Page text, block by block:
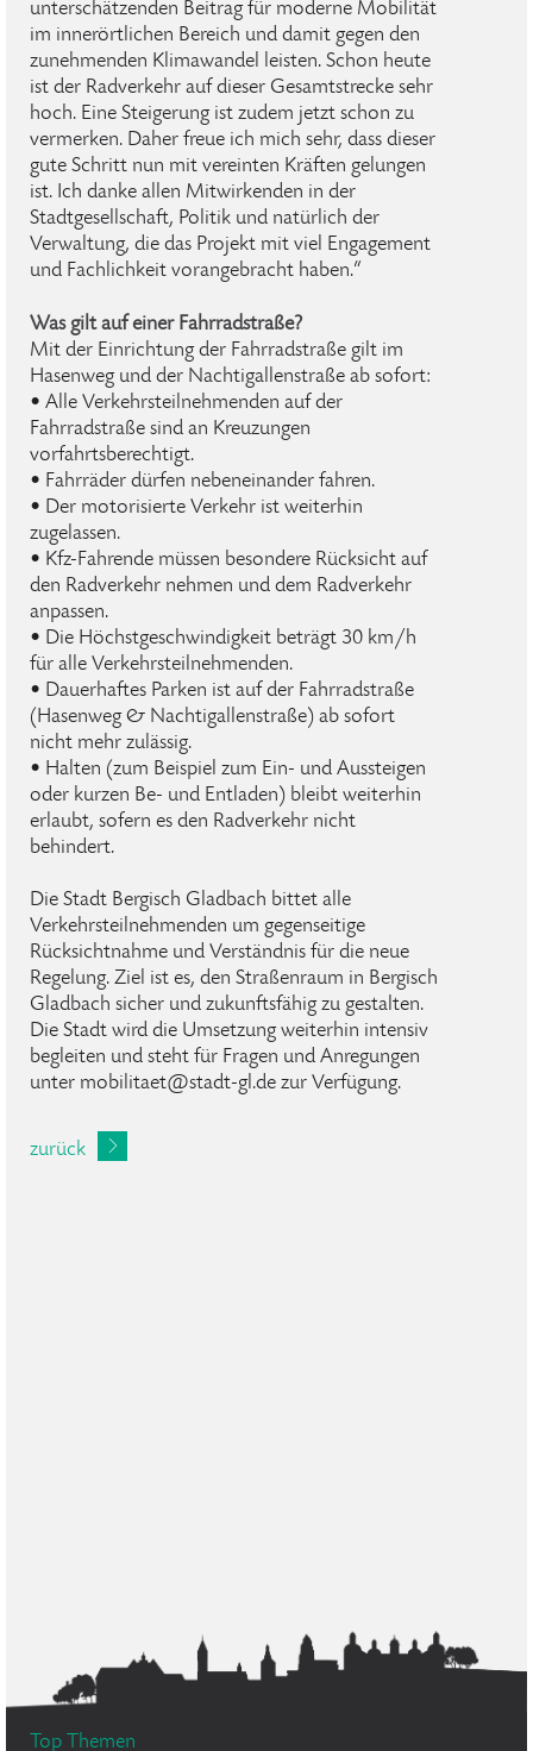
unterschätzenden Beitrag für moderne Mobilität
im innerörtlichen Bereich und damit gegen den
zunehmenden Klimawandel leisten. Schon heute
ist der Radverkehr auf dieser Gesamtstrecke sehr
hoch. Eine Steigerung ist zudem jetzt schon zu
vermerken. Daher freue ich mich sehr, dass dieser
gute Schritt nun mit vereinten Kräften gelungen
ist. Ich danke allen Mitwirkenden in der
Stadtgesellschaft, Politik und natürlich der
Verwaltung, die das Projekt mit viel Engagement
und Fachlichkeit vorangebracht haben.“
Was gilt auf einer Fahrradstraße?
Mit der Einrichtung der Fahrradstraße gilt im
Hasenweg und der Nachtigallenstraße ab sofort:
• Alle Verkehrsteilnehmenden auf der
Fahrradstraße sind an Kreuzungen
vorfahrtsberechtigt.
• Fahrräder dürfen nebeneinander fahren.
• Der motorisierte Verkehr ist weiterhin
zugelassen.
• Kfz-Fahrende müssen besondere Rücksicht auf
den Radverkehr nehmen und dem Radverkehr
anpassen.
• Die Höchstgeschwindigkeit beträgt 30 km/h
für alle Verkehrsteilnehmenden.
• Dauerhaftes Parken ist auf der Fahrradstraße
(Hasenweg & Nachtigallenstraße) ab sofort
nicht mehr zulässig.
• Halten (zum Beispiel zum Ein- und Aussteigen
oder kurzen Be- und Entladen) bleibt weiterhin
erlaubt, sofern es den Radverkehr nicht
behindert.
Die Stadt Bergisch Gladbach bittet alle
Verkehrsteilnehmenden um gegenseitige
Rücksichtnahme und Verständnis für die neue
Regelung. Ziel ist es, den Straßenraum in Bergisch
Gladbach sicher und zukunftsfähig zu gestalten.
Die Stadt wird die Umsetzung weiterhin intensiv
begleiten und steht für Fragen und Anregungen
unter mobilitaet@stadt-gl.de zur Verfügung.
zurück
Top Themen